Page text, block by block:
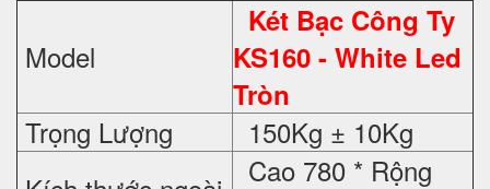
Model
Két Bạc Công Ty
KS160 - White Led
Tròn
Trọng Lượng
150Kg ± 10Kg
Cao 780 * Rộng